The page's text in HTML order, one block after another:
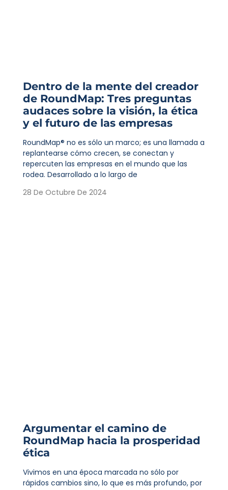
Dentro de la mente del creador
de RoundMap: Tres preguntas
audaces sobre la visión, la ética
y el futuro de las empresas
RoundMap® no es sólo un marco; es una llamada a
replantearse cómo crecen, se conectan y
repercuten las empresas en el mundo que las
rodea. Desarrollado a lo largo de
28 De Octubre De 2024
Argumentar el camino de
RoundMap hacia la prosperidad
ética
Vivimos en una época marcada no sólo por
rápidos cambios sino, lo que es más profundo, por